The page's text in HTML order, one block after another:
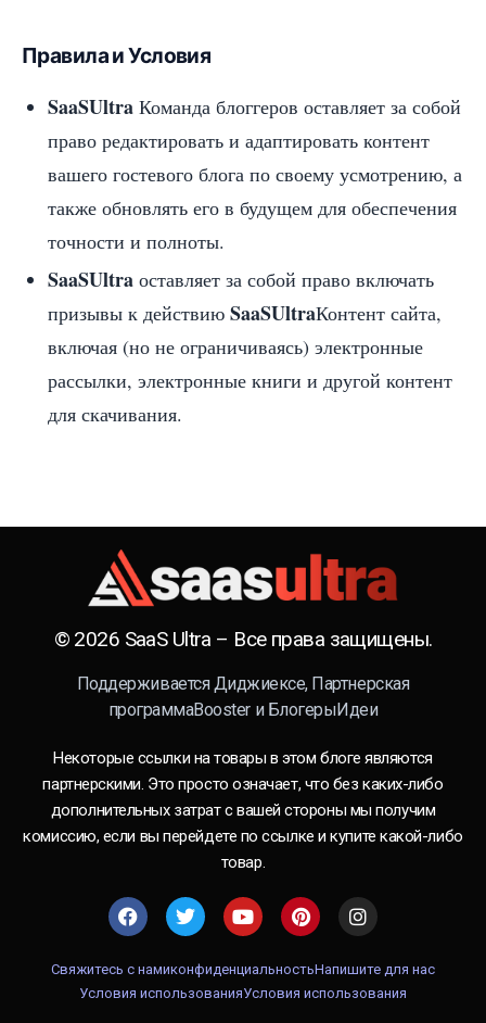
Правила и Условия
SaaSUltra Команда блоггеров оставляет за собой
право редактировать и адаптировать контент
вашего гостевого блога по своему усмотрению, а
также обновлять его в будущем для обеспечения
точности и полноты.
SaaSUltra оставляет за собой право включать
призывы к действию SaaSUltraКонтент сайта,
включая (но не ограничиваясь) электронные
рассылки, электронные книги и другой контент
для скачивания.
© 2026 SaaS Ultra – Все права защищены.
Поддерживается Диджиексе, Партнерская
программаBooster и БлогерыИдеи
Некоторые ссылки на товары в этом блоге являются
партнерскими. Это просто означает, что без каких-либо
дополнительных затрат с вашей стороны мы получим
комиссию, если вы перейдете по ссылке и купите какой-либо
товар.
Свяжитесь с намиконфиденциальностьНапишите для нас
Условия использованияУсловия использования